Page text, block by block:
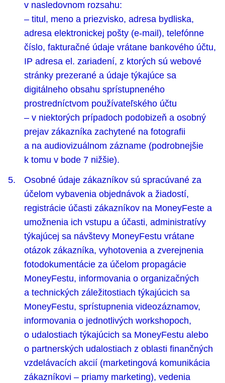
v nasledovnom rozsahu:
– titul, meno a priezvisko, adresa bydliska,
adresa elektronickej pošty (e-mail), telefónne
číslo, fakturačné údaje vrátane bankového účtu,
IP adresa el. zariadení, z ktorých sú webové
stránky prezerané a údaje týkajúce sa
digitálneho obsahu sprístupneného
prostredníctvom používateľského účtu
– v niektorých prípadoch podobizeň a osobný
prejav zákazníka zachytené na fotografii
a na audiovizuálnom zázname (podrobnejšie
k tomu v bode 7 nižšie).
Osobné údaje zákazníkov sú spracúvané za
účelom vybavenia objednávok a žiadostí,
registrácie účasti zákazníkov na MoneyFeste a
umožnenia ich vstupu a účasti, administratívy
týkajúcej sa návštevy MoneyFestu vrátane
otázok zákazníka, vyhotovenia a zverejnenia
fotodokumentácie za účelom propagácie
MoneyFestu, informovania o organizačných
a technických záležitostiach týkajúcich sa
MoneyFestu, sprístupnenia videozáznamov,
informovania o jednotlivých workshopoch,
o udalostiach týkajúcich sa MoneyFestu alebo
o partnerských udalostiach z oblasti finančných
vzdelávacích akcií (marketingová komunikácia
zákazníkovi – priamy marketing), vedenia